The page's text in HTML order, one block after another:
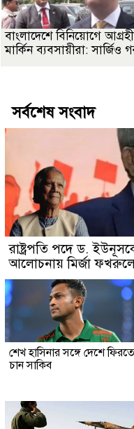
বাংলাদেশে বিনিয়োগে আগ্রহী
মার্কিন ব্যবসায়ীরা: সার্জিও
সর্বশেষ সংবাদ
রাষ্ট্রপতি পদে ড.
আলোচনায় মির্জা
শেখ হাসিনার সঙ্গে দেশে ফিরতে
চান সাকিব